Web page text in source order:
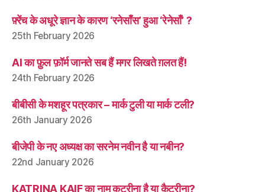
फ़्रेंच के अधूरे ज्ञान के कारण ‘रनेसाँस’ हुआ ‘रेनेसाँ’ ?
25th February 2026
AI का फ़ुल फ़ॉर्म जानते सब हैं मगर लिखते ग़लत हैं!
24th February 2026
बीबीसी के मशहूर पत्रकार – मार्क टुली या मार्क टली?
26th January 2026
बीजेपी के नए अध्यक्ष का सरनेम नवीन है या नबीन?
22nd January 2026
KATRINA KAIF का नाम कटरीना है या कैटरीना?